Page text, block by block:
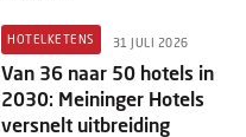
HOTELKETENS 31 JULI 2026
Van 36 naar 50 hotels in
2030: Meininger Hotels
versnelt uitbreiding